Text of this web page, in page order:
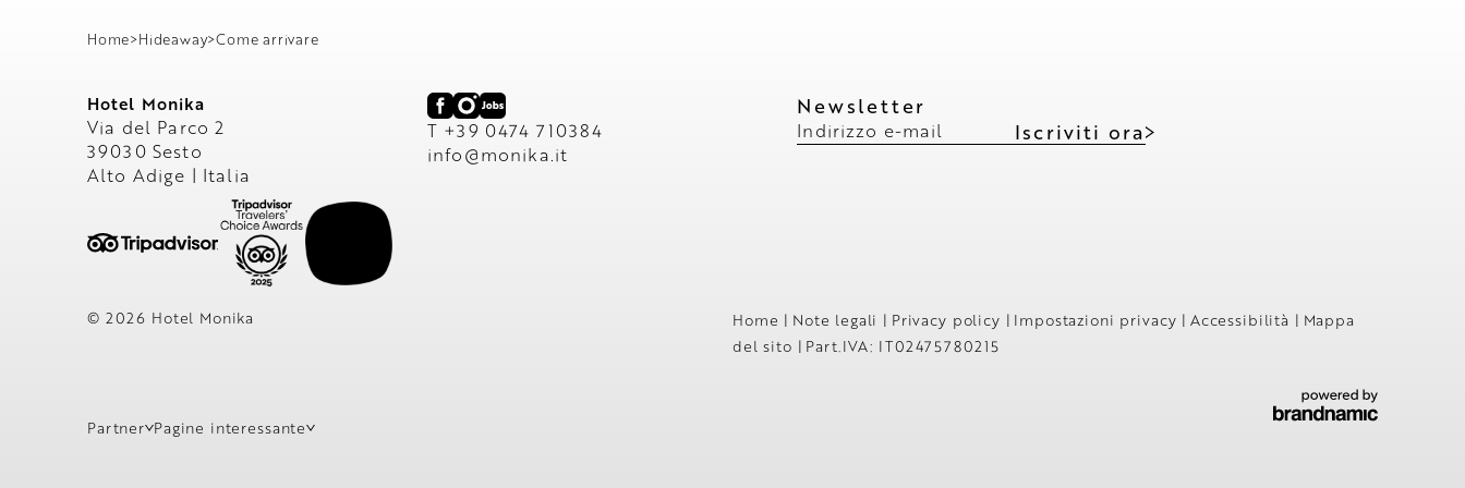
Home>Hideaway>Come arrivare
Hotel Monika
Via del Parco 2
39030 Sesto
Alto Adige | Italia
T +39 0474 710384
info@monika.it
Newsletter
Indirizzo e-mail Iscriviti ora
© 2026 Hotel Monika Home | Note legali | Privacy policy | Impostazioni privacy | Accessibilità | Mappa
del sito | Part.IVA: IT02475780215
Partner Pagine interessante